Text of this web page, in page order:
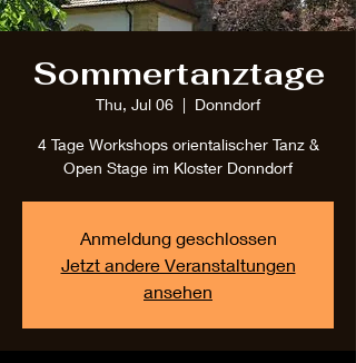
Sommertanztage
Thu, Jul 06
  |
Donndorf
4 Tage Workshops orientalischer Tanz &
Open Stage im Kloster Donndorf
Anmeldung geschlossen
Jetzt andere Veranstaltungen
ansehen